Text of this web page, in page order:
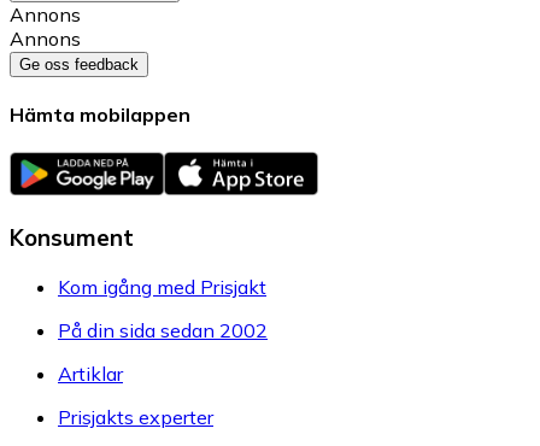
Annons
Annons
Ge oss feedback
Hämta mobilappen
Konsument
Kom igång med Prisjakt
På din sida sedan 2002
Artiklar
Prisjakts experter